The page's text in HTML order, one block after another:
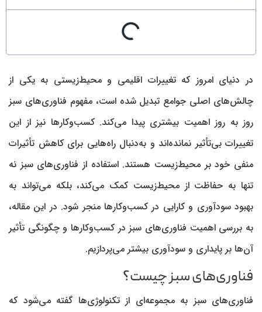
در دنیای امروز که تغییرات اقلیمی و محیط‌زیستی به یکی از
چالش‌های اصلی جوامع تبدیل شده است، مفهوم فناوری‌های سبز
روز به روز اهمیت بیشتری پیدا می‌کند. کسب‌وکار‌ها نیز از این
تغییرات بی‌تأثیر نمانده‌اند و به‌دنبال راه‌هایی برای کاهش تأثیرات
منفی خود بر محیط‌زیست هستند. استفاده از فناوری‌های سبز نه
تنها به حفاظت از محیط‌زیست کمک می‌کند، بلکه می‌تواند به
بهبود سودآوری و کارایی در کسب‌وکار‌ها منجر شود. در این مقاله،
به بررسی اهمیت فناوری‌های سبز در کسب‌وکار‌ها و چگونگی تأثیر
آن‌ها بر پایداری و سودآوری بیشتر می‌پردازیم.
فناوری‌های سبز چیست؟
فناوری‌های سبز به مجموعه‌ای از تکنولوژی‌ها گفته می‌شود که